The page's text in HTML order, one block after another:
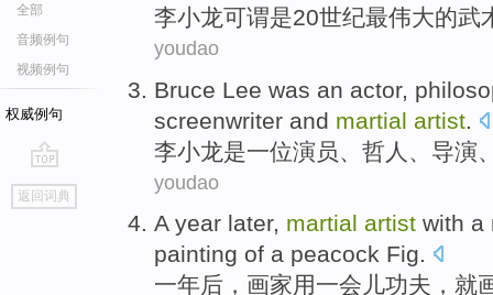
全部
音频例句
视频例句
权威例句
go
top
返回词典
李小龙可谓是20世纪最伟大的武
youdao
Bruce Lee was an actor,
screenwriter and martial artist
李小龙是一位演员 哲人 导演
youdao
A year later, martial artist with a
painting of a peacock Fig.
一年后 ， 画家用一会儿功夫 ， 就